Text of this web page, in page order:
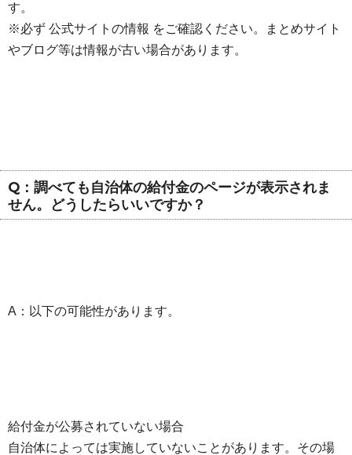
す。
※必ず 公式サイトの情報 をご確認ください。まとめサイト
やブログ等は情報が古い場合があります。
Q：調べても自治体の給付金のページが表示されま
せん。どうしたらいいですか？
A：以下の可能性があります。
給付金が公募されていない場合
自治体によっては実施していないことがあります。その場